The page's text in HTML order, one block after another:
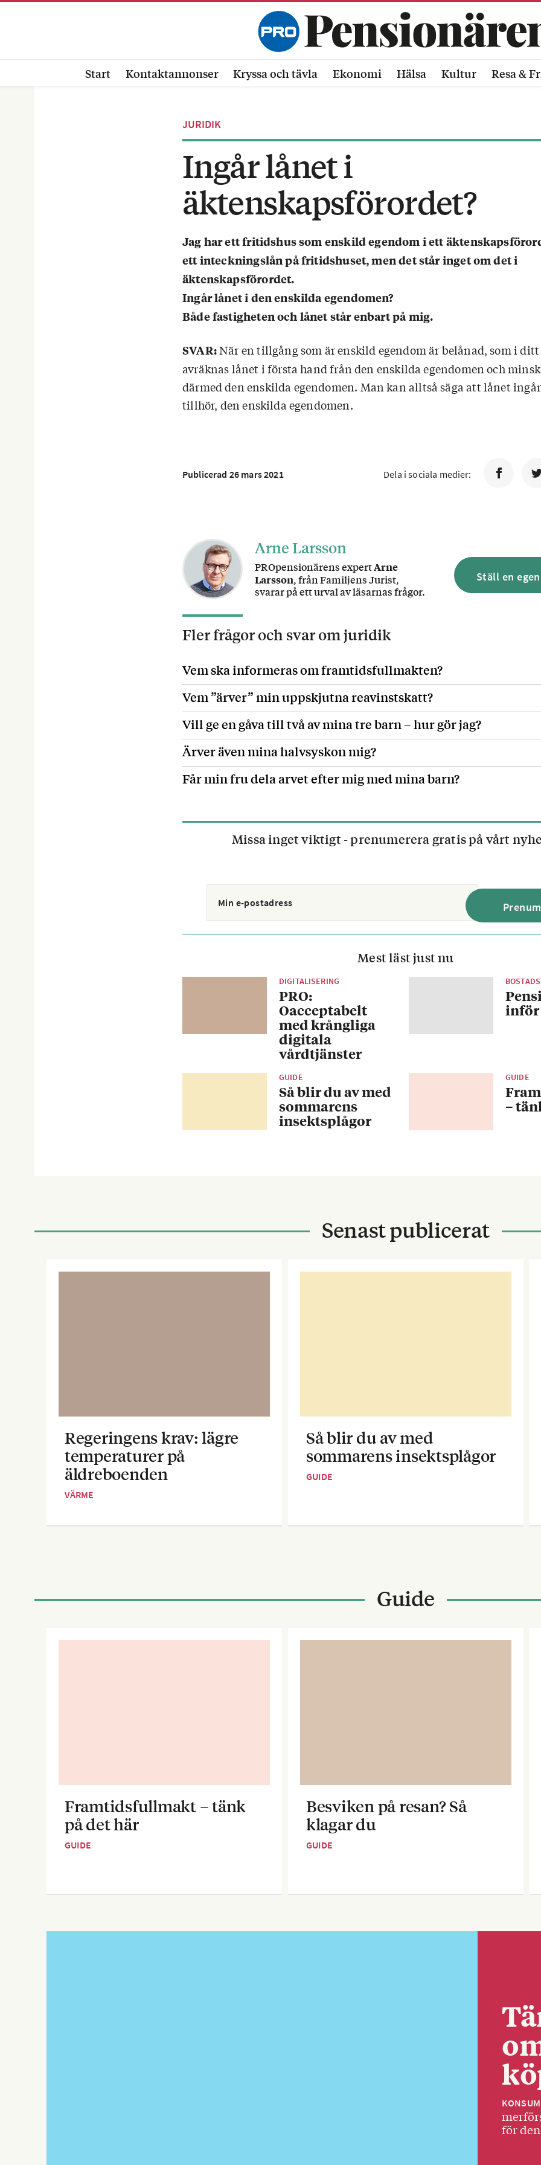
Start Kontaktannonser Kryssa och tävla Ekonomi Hälsa Kultur Resa &
JURIDIK
Ingår lånet i
äktenskapsförordet?
Jag har ett fritidshus som enskild egendom i ett
ett inteckningslån på fritidshuset, men det står inget om det i
äktenskapsförordet.
Ingår lånet i den enskilda egendomen?
Både fastigheten och lånet står enbart på mig.
SVAR:När en tillgång som är enskild egendom är belånad, som i
avräknas lånet i första hand från den enskilda egendomen och
därmed den enskilda egendomen. Man kan alltså säga att lånet
tillhör, den enskilda egendomen.
Publicerad 26 mars 2021 Dela i sociala medier:
Arne Larsson
PROpensionärens expertArne
Larsson, från Familjens Jurist,
svarar på ett urval av läsarnas frågor.
Ställ en
Fler frågor och svar omjuridik
Vem ska informeras om framtidsfullmakten?
Vem ”ärver” min uppskjutna reavinstskatt?
Vill ge en gåva till två av mina tre barn – hur gör jag?
Ärver även mina halvsyskon mig?
Får min fru dela arvet efter mig med mina barn?
Missa inget viktigt - prenumerera gratis på vårt
Mest läst just nu
DIGITALISERING
PRO:
Oacceptabelt
med krångliga
digitala
vårdtjänster
inför
GUIDE
Så blir du av med
sommarens
insektsplågor
GUIDE
–
Senast publicerat
Regeringens krav: lägre
temperaturer på
äldreboenden
VÄRME
Så blir du av med
sommarens insektsplågor
GUIDE
Guide
Framtidsfullmakt – tänk
på det här
GUIDE
Besviken på resan? Så
klagar du
GUIDE
för